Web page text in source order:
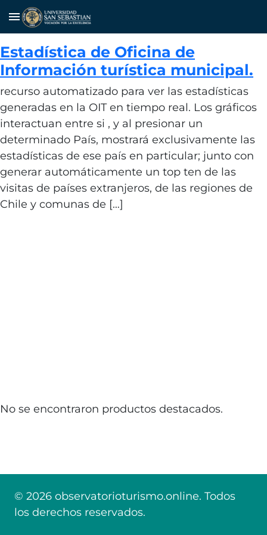
menu
Estadística de Oficina de
Información turística municipal.
recurso automatizado para ver las estadísticas
generadas en la OIT en tiempo real. Los gráficos
interactuan entre si , y al presionar un
determinado País, mostrará exclusivamente las
estadísticas de ese país en particular; junto con
generar automáticamente un top ten de las
visitas de países extranjeros, de las regiones de
Chile y comunas de […]
No se encontraron productos destacados.
© 2026 observatorioturismo.online. Todos
los derechos reservados.